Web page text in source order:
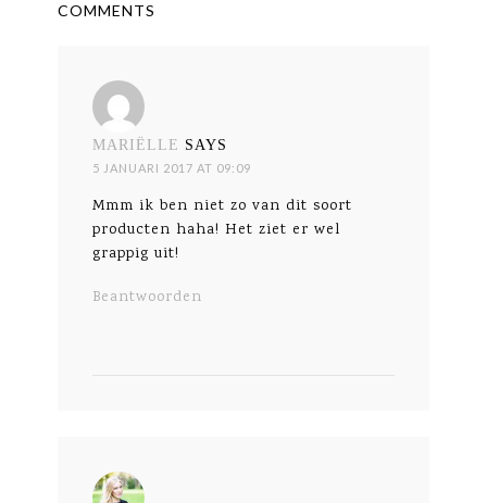
COMMENTS
MARIËLLE SAYS
5 JANUARI 2017 AT 09:09
Mmm ik ben niet zo van dit soort
producten haha! Het ziet er wel
grappig uit!
Beantwoorden